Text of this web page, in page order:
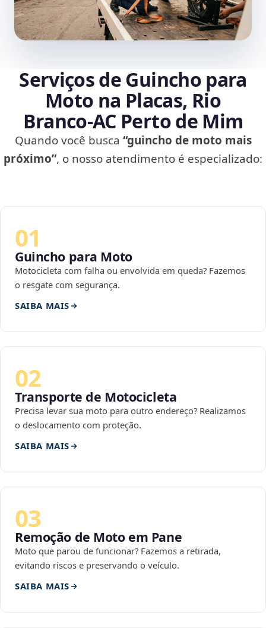
Serviços de Guincho para
Moto na Placas, Rio
Branco‑AC Perto de Mim
Quando você busca “guincho de moto mais
próximo”, o nosso atendimento é especializado:
01
Guincho para Moto
Motocicleta com falha ou envolvida em queda? Fazemos
o resgate com segurança.
SAIBA MAIS
02
Transporte de Motocicleta
Precisa levar sua moto para outro endereço? Realizamos
o deslocamento com proteção.
SAIBA MAIS
03
Remoção de Moto em Pane
Moto que parou de funcionar? Fazemos a retirada,
evitando riscos e preservando o veículo.
SAIBA MAIS